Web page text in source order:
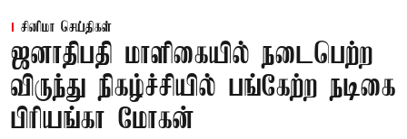
சினிமா செய்திகள்
ஜனாதிபதி மாளிகையில் நடைபெற்ற
விருந்து நிகழ்ச்சியில் பங்கேற்ற நடிகை
பிரியங்கா மோகன்